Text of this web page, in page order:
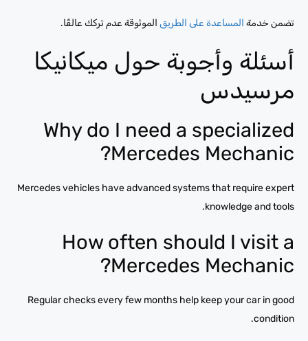
تضمن خدمة المساعدة على الطريق الموثوقة عدم تركك عالقًا.
أسئلة وأجوبة حول ميكانيكا
مرسيدس
Why do I need a specialized
Mercedes Mechanic?
Mercedes vehicles have advanced systems that require expert
knowledge and tools.
How often should I visit a
Mercedes Mechanic?
Regular checks every few months help keep your car in good
condition.